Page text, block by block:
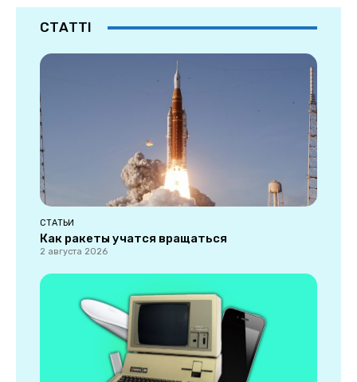
СТАТТІ
СТАТЬИ
Как ракеты учатся вращаться
2 августа 2026